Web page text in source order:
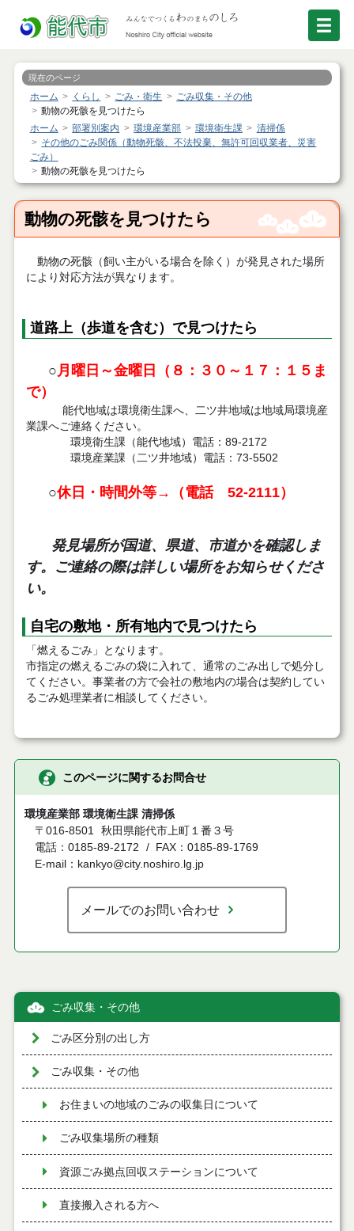
現在のページ
ホーム くらし ごみ・衛生
ごみ収集・その他
動物の死骸を見つけたら
ホーム
部署別案内 環境産業部 環境衛生課
清掃係
その他のごみ関係（動物死骸、不法投棄、無許可回収業者、災害
ごみ）
動物の死骸を見つけたら
動物の死骸を見つけたら
動物の死骸（飼い主がいる場合を除く）が発見された場所
により対応方法が異なります。
道路上（歩道を含む）で見つけたら
○月曜日～金曜日（８：３０～１７：１５ま
で）
能代地域は環境衛生課へ、二ツ井地域は地域局環境産
業課へご連絡ください。
環境衛生課（能代地域）電話：89-2172
環境産業課（二ツ井地域）電話：73-5502
○休日・時間外等→（電話 52-2111）
発見場所が国道、県道、市道かを確認しま
す。ご連絡の際は詳しい場所をお知らせくださ
い。
自宅の敷地・所有地内で見つけたら
「燃えるごみ」となります。
市指定の燃えるごみの袋に入れて、通常のごみ出しで処分し
てください。事業者の方で会社の敷地内の場合は契約してい
るごみ処理業者に相談してください。
このページに関するお問合せ
環境産業部 環境衛生課 清掃係
〒016-8501
秋田県能代市上町１番３号
電話：0185-89-2172
FAX：0185-89-1769
E-mail：kankyo@city.noshiro.lg.jp
メールでのお問い合わせ
ごみ収集・その他
ごみ区分別の出し方
ごみ収集・その他
お住まいの地域のごみの収集日について
ごみ収集場所の種類
資源ごみ拠点回収ステーションについて
直接搬入される方へ